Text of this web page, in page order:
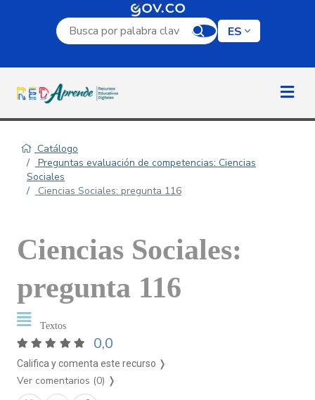
Campo de búsqueda por palabra clave
ES
Catálogo
Preguntas evaluación de competencias: Ciencias
Sociales
Ciencias Sociales: pregunta 116
Ciencias Sociales:
pregunta 116
Textos
0,0
Califica y comenta este recurso ❭
Ver comentarios (0) ❭